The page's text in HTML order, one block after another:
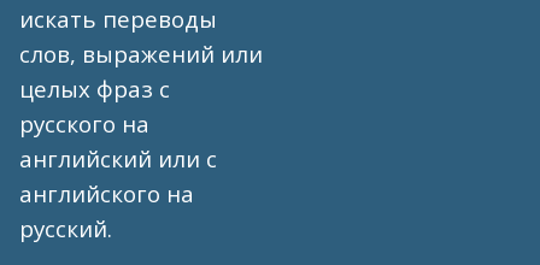
искать переводы
слов, выражений или
целых фраз с
русского на
английский или с
английского на
русский.